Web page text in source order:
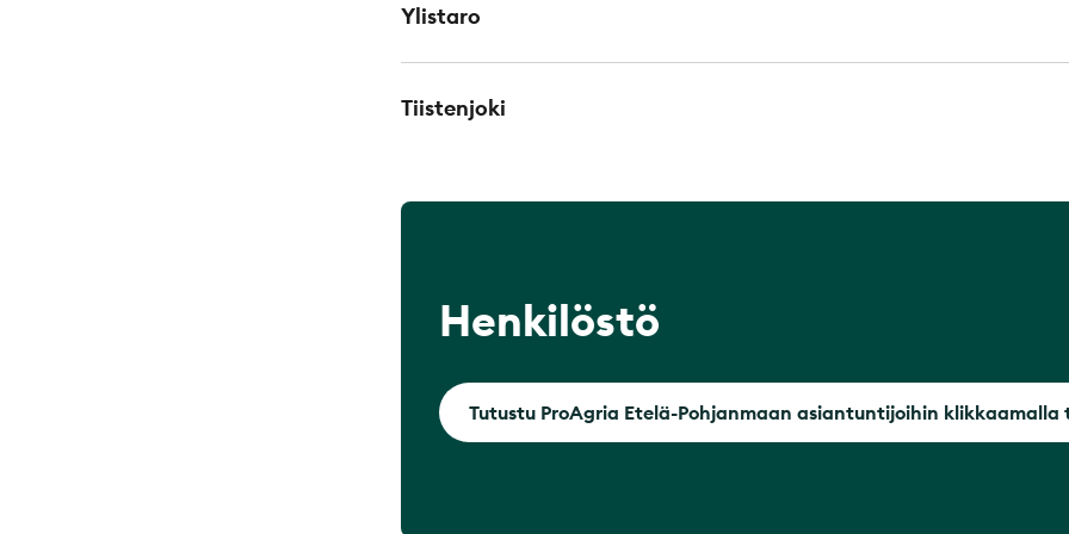
Ylistaro
Tiistenjoki
Henkilöstö
Tutustu ProAgria Etelä-Pohjanmaan asiantuntijoihin klikkaamalla